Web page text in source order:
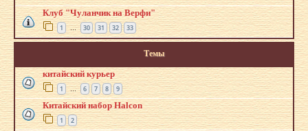
Клуб "Чуланчик на Верфи"
1 … 30 31 32 33
Темы
китайский курьер
1 … 6 7 8 9
Китайский набор Halcon
1 2